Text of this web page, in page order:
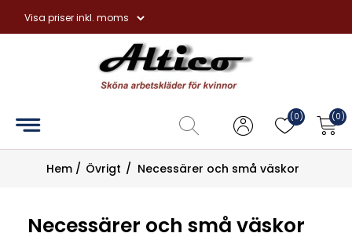
(0) (0)
Handskar
Hem / Övrigt / Necessärer och små väskor
Necessärer och små väskor